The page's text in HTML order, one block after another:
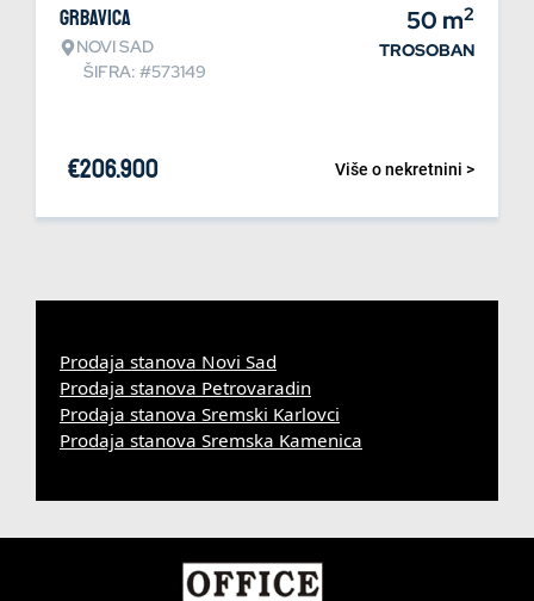
Grbavica
NOVI SAD
ŠIFRA: #573149
50 m2
TROSOBAN
Više o nekretnini >
€206.900
Prodaja stanova Novi Sad
Prodaja stanova Petrovaradin
Prodaja stanova Sremski Karlovci
Prodaja stanova Sremska Kamenica